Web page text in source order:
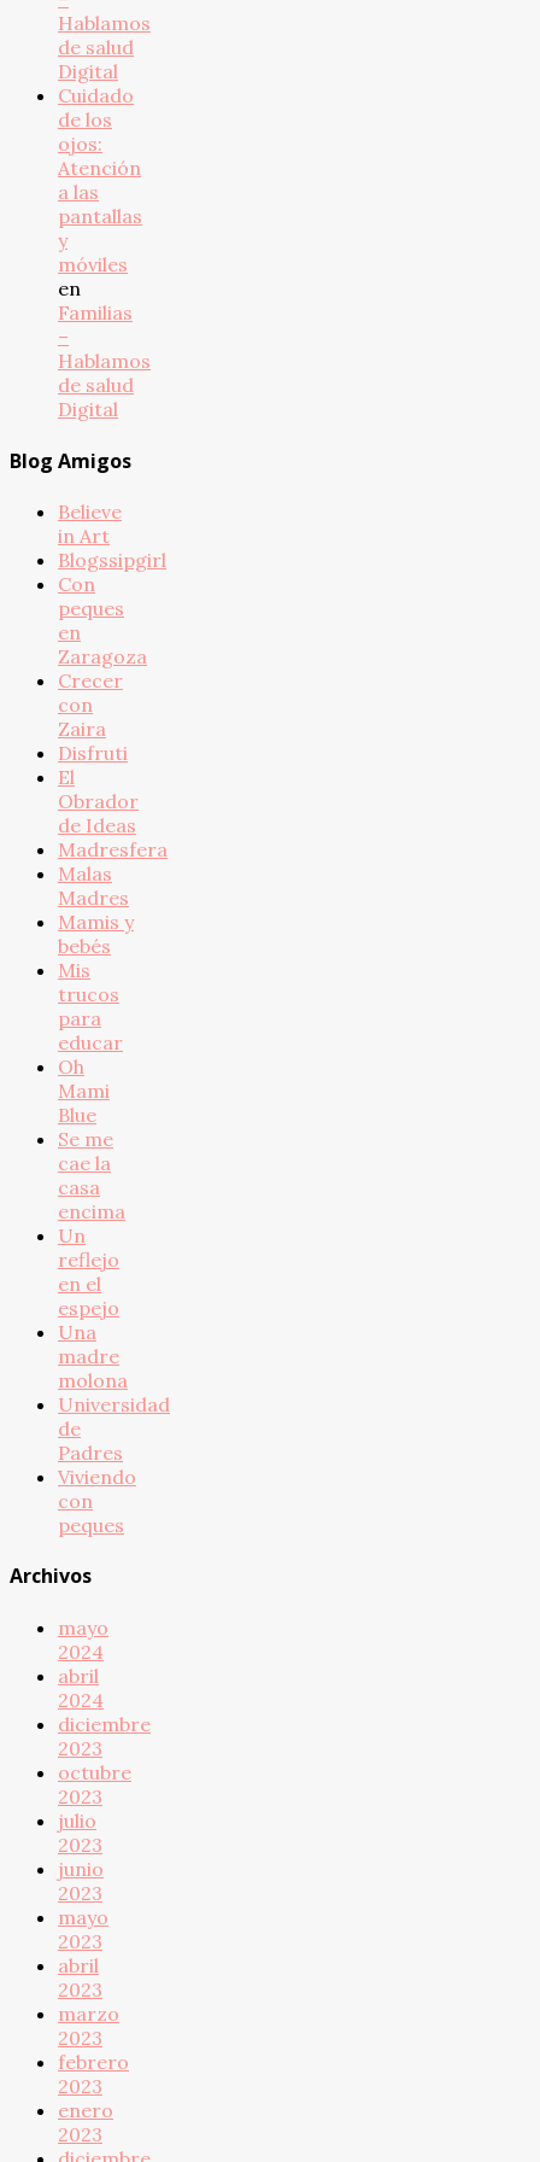
Hablamos
de salud
Digital
Cuidado
de los
ojos:
Atención
a las
pantallas
y
móviles
en
Familias
–
Hablamos
de salud
Digital
Blog Amigos
Believe
in Art
Blogssipgirl
Con
peques
en
Zaragoza
Crecer
con
Zaira
Disfruti
El
Obrador
de Ideas
Madresfera
Malas
Madres
Mamis y
bebés
Mis
trucos
para
educar
Oh
Mami
Blue
Se me
cae la
casa
encima
Un
reflejo
en el
espejo
Una
madre
molona
Universidad
de
Padres
Viviendo
con
peques
Archivos
mayo
2024
abril
2024
diciembre
2023
octubre
2023
julio
2023
junio
2023
mayo
2023
abril
2023
marzo
2023
febrero
2023
enero
2023